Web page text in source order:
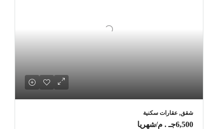
شقق, عقارات سكنية
6,500جـ . م /شهريا